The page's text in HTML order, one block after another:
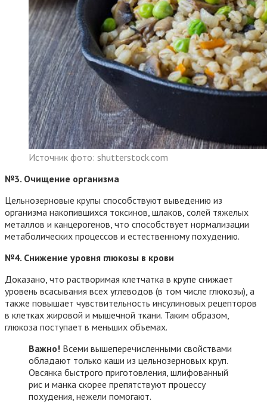
Источник фото: shutterstock.com
№3. Очищение организма
Цельнозерновые крупы способствуют выведению из
организма накопившихся токсинов, шлаков, солей тяжелых
металлов и канцерогенов, что способствует нормализации
метаболических процессов и естественному похудению.
№4. Снижение уровня глюкозы в крови
Доказано, что растворимая клетчатка в крупе снижает
уровень всасывания всех углеводов (в том числе глюкозы), а
также повышает чувствительность инсулиновых рецепторов
в клетках жировой и мышечной ткани. Таким образом,
глюкоза поступает в меньших объемах.
Важно! Всеми вышеперечисленными свойствами
обладают только каши из цельнозерновых круп.
Овсянка быстрого приготовления, шлифованный
рис и манка скорее препятствуют процессу
похудения, нежели помогают.